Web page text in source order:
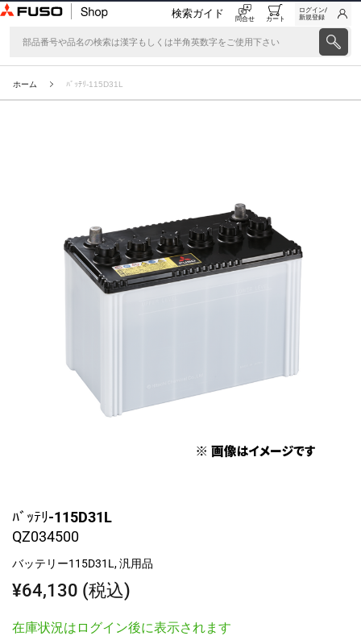
検索ガイド 問合せ カート
ログイン/
新規登録
ホーム ﾊﾞｯﾃﾘ-115D31L
ﾊﾞｯﾃﾘ-115D31L
QZ034500
バッテリー115D31L, 汎用品
¥64,130 (税込)
在庫状況はログイン後に表示されます